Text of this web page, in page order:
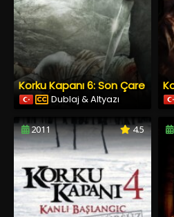
Korku Kapanı 6: Son Çare
Dublaj & Altyazı
2011 4.5